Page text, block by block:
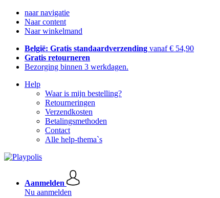
naar navigatie
Naar content
Naar winkelmand
België: Gratis standaardverzending vanaf € 54,90
Gratis retourneren
Bezorging binnen 3 werkdagen.
Help
Waar is mijn bestelling?
Retourneringen
Verzendkosten
Betalingsmethoden
Contact
Alle help-thema`s
Aanmelden
Nu aanmelden